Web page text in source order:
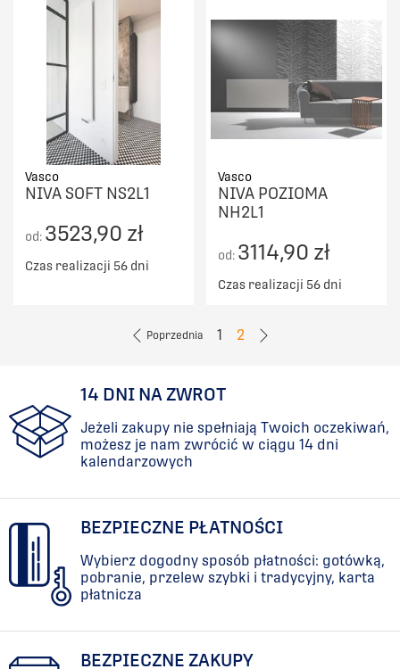
Vasco
NIVA SOFT NS2L1
od: 3523,90 zł
Czas realizacji 56 dni
Vasco
NIVA POZIOMA
NH2L1
od: 3114,90 zł
Czas realizacji 56 dni
Poprzednia 1 2
14 DNI NA ZWROT
Jeżeli zakupy nie spełniają Twoich oczekiwań,
możesz je nam zwrócić w ciągu 14 dni
kalendarzowych
BEZPIECZNE PŁATNOŚCI
Wybierz dogodny sposób płatności: gotówką,
pobranie, przelew szybki i tradycyjny, karta
płatnicza
BEZPIECZNE ZAKUPY